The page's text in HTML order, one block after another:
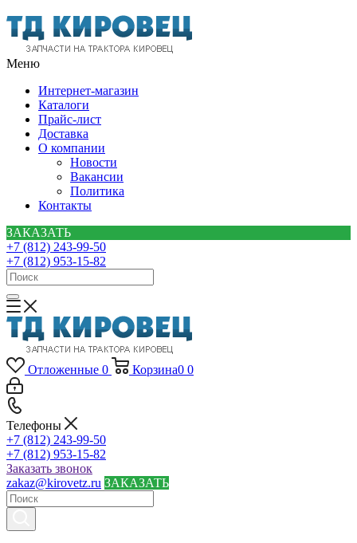
Меню
Интернет-магазин
Каталоги
Прайс-лист
Доставка
О компании
Новости
Вакансии
Политика
Контакты
ЗАКАЗАТЬ
+7 (812) 243-99-50
+7 (812) 953-15-82
Отложенные 0 Корзина0 0
Телефоны
+7 (812) 243-99-50
+7 (812) 953-15-82
Заказать звонок
zakaz@kirovetz.ru ЗАКАЗАТЬ